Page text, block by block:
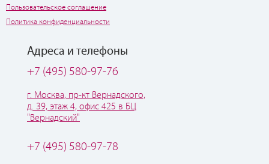
Пользовательское соглашение
Политика конфиденциальности
Адреса и телефоны
+7 (495) 580-97-76
г. Москва, пр-кт Вернадского,
д. 39, этаж 4, офис 425 в БЦ
"Вернадский"
+7 (495) 580-97-78